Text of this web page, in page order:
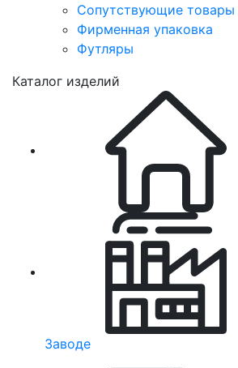
Сопутствующие товары
Фирменная упаковка
Футляры
Каталог изделий
Заводе